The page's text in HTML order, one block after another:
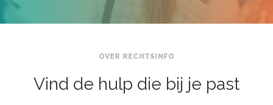
OVER RECHTSINFO
Vind de hulp die bij je past